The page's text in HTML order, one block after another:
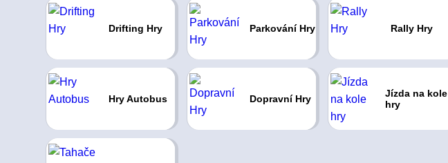
Drifting Hry Parkování Hry Rally Hry
Hry Autobus Dopravní Hry
Jízda na kole
hry